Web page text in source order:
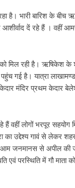
है। भारी बारिश के
दें रहे हैं । वहीं
रही है। ऋषिकेश के
गई है। यात्रा
मंदिर प्रथम केदार
वहीं लोगों भरपूर
उद्देश्य गावं से लेकर
से अपील की जा
एवं परस्थिति में गौ